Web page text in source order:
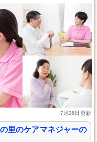
7月28日更新
里のケアマネジャーの